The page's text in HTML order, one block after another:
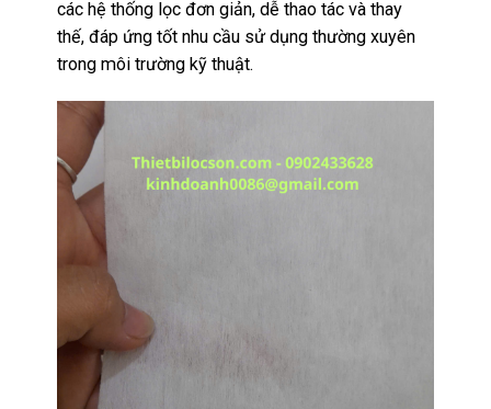
các hệ thống lọc đơn giản, dễ thao tác và thay
thế, đáp ứng tốt nhu cầu sử dụng thường xuyên
trong môi trường kỹ thuật.